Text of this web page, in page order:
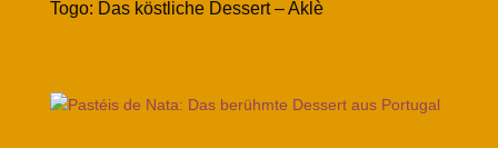
Togo: Das köstliche Dessert – Aklè